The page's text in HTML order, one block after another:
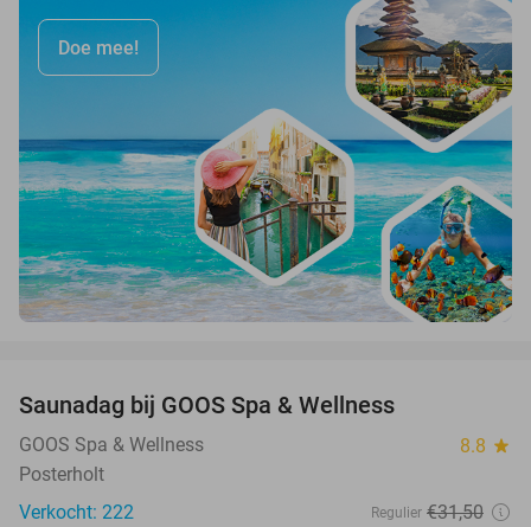
Doe mee!
Saunadag bij GOOS Spa & Wellness
GOOS Spa & Wellness 8.8 star
Posterholt
Verkocht: 222
Regulier €31,50